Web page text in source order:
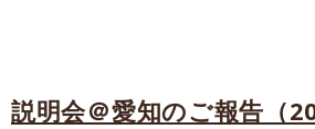
説明会＠愛知のご報告（